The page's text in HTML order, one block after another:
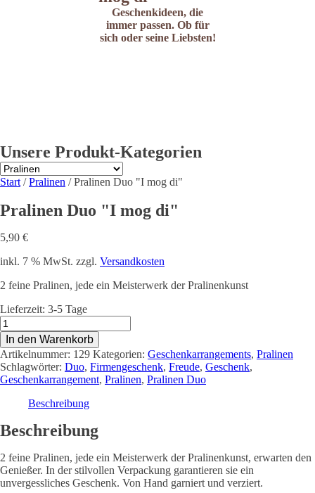
Geschenkideen, die
immer passen. Ob für
sich oder seine Liebsten!
Unsere Produkt-Kategorien
Start /Pralinen / Pralinen Duo "I mog di"
Pralinen Duo "I mog di"
5,90 €
inkl. 7 % MwSt. zzgl. Versandkosten
2 feine Pralinen, jede ein Meisterwerk der Pralinenkunst
Lieferzeit: 3-5 Tage
Pralinen
Duo
"I
mog
di"
Menge
In den Warenkorb
Artikelnummer: 129 Kategorien: Geschenkarrangements, Pralinen
Schlagwörter: Duo, Firmengeschenk, Freude, Geschenk,
Geschenkarrangement, Pralinen, Pralinen Duo
Beschreibung
Beschreibung
2 feine Pralinen, jede ein Meisterwerk der Pralinenkunst, erwarten den
Genießer. In der stilvollen Verpackung garantieren sie ein
unvergessliches Geschenk. Von Hand garniert und verziert.